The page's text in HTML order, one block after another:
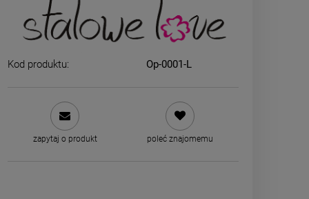
ZESTAW - dwa srebrne
naszyjniki
Kod produktu: Op-0001-L
zapytaj o produkt poleć znajomemu